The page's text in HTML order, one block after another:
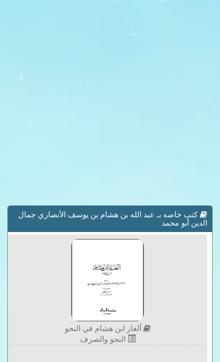
كتب خاصه بـ عبد الله بن هشام بن يوسف الأنصاري جمال
الدين أبو محمد
ألغاز ابن هشام في النحو
النحو والصرف